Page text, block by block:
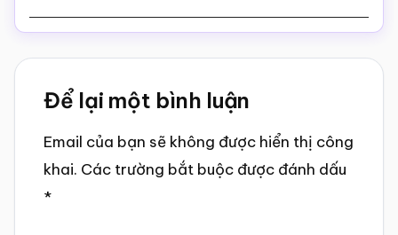
Reader
Interactions
Để lại một bình luận
Email của bạn sẽ không được hiển thị công
khai. Các trường bắt buộc được đánh dấu
*